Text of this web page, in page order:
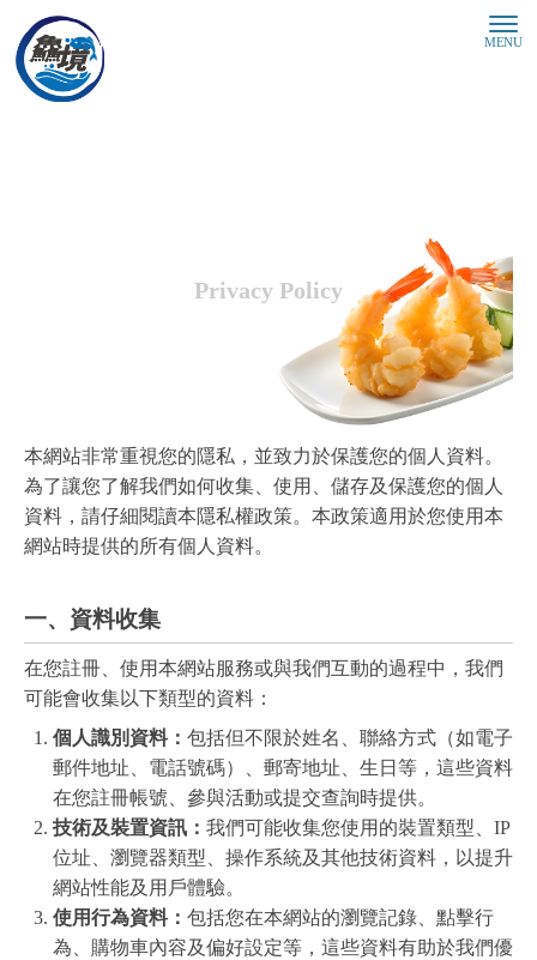
Privacy Policy
本網站非常重視您的隱私，並致力於保護您的個人資料。
為了讓您了解我們如何收集、使用、儲存及保護您的個人
資料，請仔細閱讀本隱私權政策。本政策適用於您使用本
網站時提供的所有個人資料。
一、資料收集
在您註冊、使用本網站服務或與我們互動的過程中，我們
可能會收集以下類型的資料：
個人識別資料： 包括但不限於姓名、聯絡方式（如電子
郵件地址、電話號碼）、郵寄地址、生日等，這些資料
在您註冊帳號、參與活動或提交查詢時提供。
技術及裝置資訊： 我們可能收集您使用的裝置類型、IP
位址、瀏覽器類型、操作系統及其他技術資料，以提升
網站性能及用戶體驗。
使用行為資料： 包括您在本網站的瀏覽記錄、點擊行
為、購物車內容及偏好設定等，這些資料有助於我們優